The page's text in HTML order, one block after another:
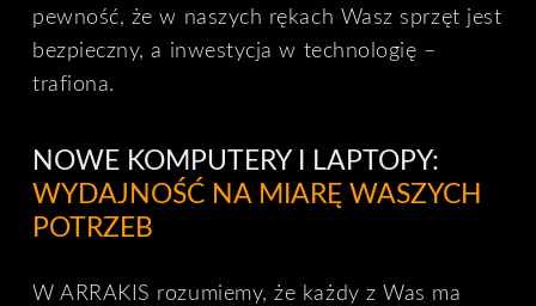
pewność, że w naszych rękach Wasz sprzęt jest
bezpieczny, a inwestycja w technologię –
trafiona.
NOWE KOMPUTERY I LAPTOPY:
WYDAJNOŚĆ NA MIARĘ WASZYCH
POTRZEB
W ARRAKIS rozumiemy, że każdy z Was ma